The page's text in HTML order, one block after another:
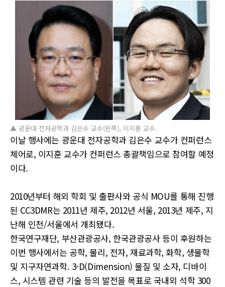
▲ 광운대 전자공학과 김은수 교수(왼쪽), 이지훈 교수.
이날 행사에는 광운대 전자공학과 김은수 교수가 컨퍼런스
체어로, 이지훈 교수가 컨퍼런스 총괄책임으로 참여할 예정
이다.
2010년부터 해외 학회 및 출판사와 공식 MOU를 통해 진행
된 CC3DMR는 2011년 제주, 2012년 서울, 2013년 제주, 지
난해 인천/서울에서 개최됐다.
한국연구재단, 부산관광공사, 한국관광공사 등이 후원하는
이번 행사에서는 공학, 물리, 전자, 재료과학, 화학, 생물학
및 지구자연과학. 3-D(Dimension) 물질 및 소자, 디바이
스, 시스템 관련 기술 등의 발전을 목표로 국내외 석학 300